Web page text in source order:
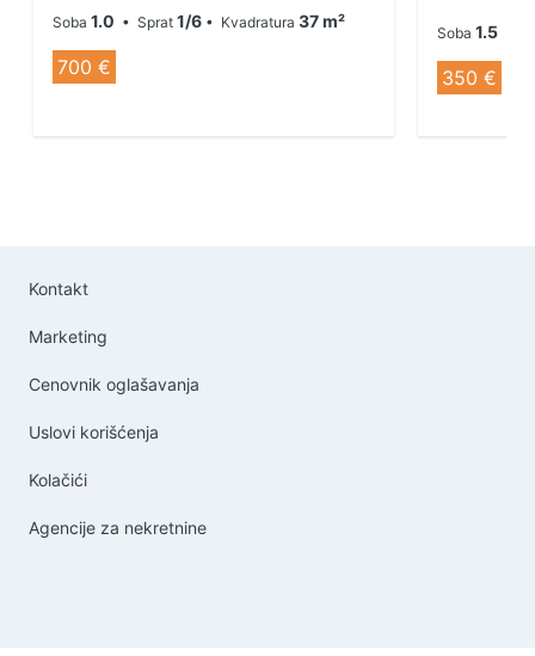
Soba 1.0 • Sprat 1/6 • Kvadratura 37 m²
700 €
Soba 1.5
350 €
Kontakt
Marketing
Cenovnik oglašavanja
Uslovi korišćenja
Kolačići
Agencije za nekretnine